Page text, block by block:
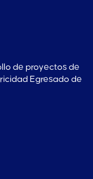
de proyectos de
Egresado de